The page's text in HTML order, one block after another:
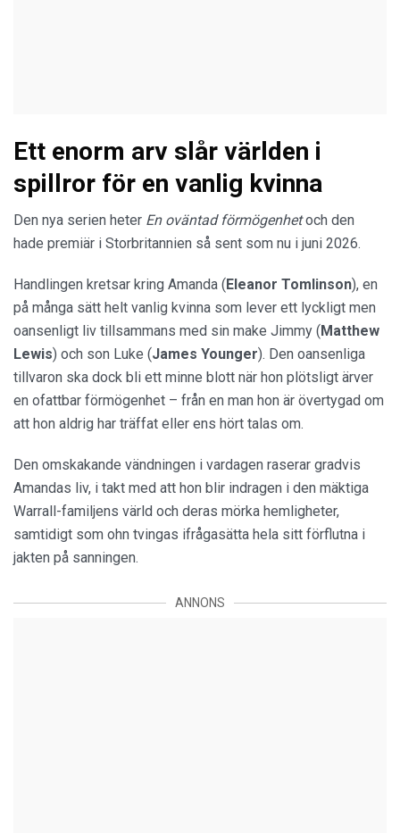
Ett enorm arv slår världen i
spillror för en vanlig kvinna
Den nya serien heter En oväntad förmögenhetoch den
hade premiär i Storbritannien så sent som nu i juni 2026.
Handlingen kretsar kring Amanda (Eleanor Tomlinson), en
på många sätt helt vanlig kvinna som lever ett lyckligt men
oansenligt liv tillsammans med sin make Jimmy (Matthew
Lewis) och son Luke (James Younger). Den oansenliga
tillvaron ska dock bli ett minne blott när hon plötsligt ärver
en ofattbar förmögenhet – från en man hon är övertygad om
att hon aldrig har träffat eller ens hört talas om.
Den omskakande vändningen i vardagen raserar gradvis
Amandas liv, i takt med att hon blir indragen i den mäktiga
Warrall-familjens värld och deras mörka hemligheter,
samtidigt som ohn tvingas ifrågasätta hela sitt förflutna i
jakten på sanningen.
ANNONS